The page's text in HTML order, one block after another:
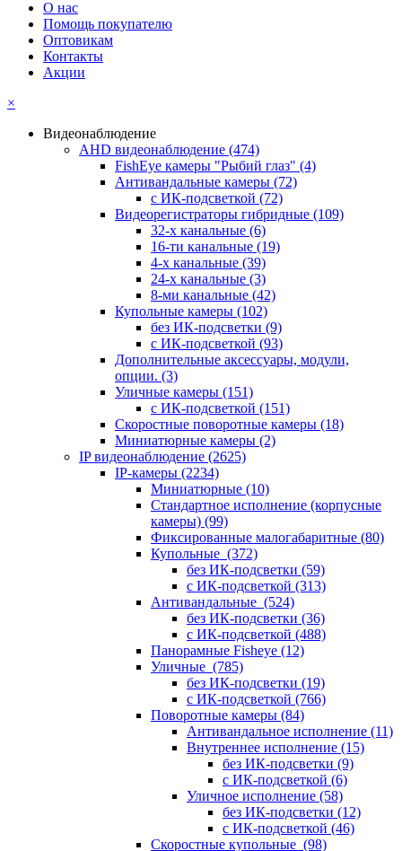
О нас
Помощь покупателю
Оптовикам
Контакты
Акции
×
Видеонаблюдение
AHD видеонаблюдение (474)
FishEye камеры "Рыбий глаз" (4)
Антивандальные камеры (72)
с ИК-подсветкой (72)
Видеорегистраторы гибридные (109)
32-х канальные (6)
16-ти канальные (19)
4-х канальные (39)
24-х канальные (3)
8-ми канальные (42)
Купольные камеры (102)
без ИК-подсветки (9)
с ИК-подсветкой (93)
Дополнительные аксессуары, модули,
опции. (3)
Уличные камеры (151)
с ИК-подсветкой (151)
Скоростные поворотные камеры (18)
Миниатюрные камеры (2)
IP видеонаблюдение (2625)
IP-камеры (2234)
Миниатюрные (10)
Стандартное исполнение (корпусные
камеры) (99)
Фиксированные малогабаритные (80)
Купольные (372)
без ИК-подсветки (59)
с ИК-подсветкой (313)
Антивандальные (524)
без ИК-подсветки (36)
с ИК-подсветкой (488)
Панорамные Fisheye (12)
Уличные (785)
без ИК-подсветки (19)
с ИК-подсветкой (766)
Поворотные камеры (84)
Антивандальное исполнение (11)
Внутреннее исполнение (15)
без ИК-подсветки (9)
с ИК-подсветкой (6)
Уличное исполнение (58)
без ИК-подсветки (12)
с ИК-подсветкой (46)
Скоростные купольные (98)